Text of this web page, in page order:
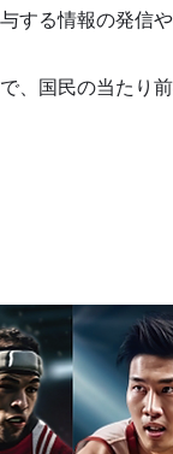
する情報の発信
、国民の当たり